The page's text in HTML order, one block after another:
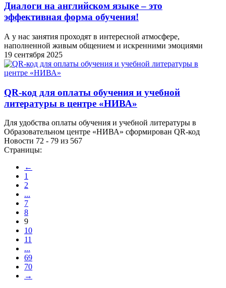
Диалоги на английском языке – это
эффективная форма обучения!
А у нас занятия проходят в интересной атмосфере,
наполненной живым общением и искренними эмоциями
19 сентября 2025
QR-код для оплаты обучения и учебной
литературы в центре «НИВА»
Для удобства оплаты обучения и учебной литературы в
Образовательном центре «НИВА» сформирован QR-код
Новости 72 - 79 из 567
Страницы:
←
1
2
...
7
8
9
10
11
...
69
70
→